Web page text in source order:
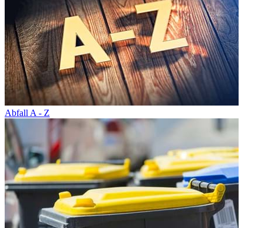
Abfall A - Z